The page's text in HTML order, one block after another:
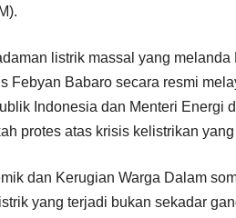
listrik massal yang
Febyan Babaro secara resmi
Indonesia dan Menteri Energi
protes atas krisis kelistrikan
dan Kerugian Warga Dalam
yang terjadi bukan sekadar